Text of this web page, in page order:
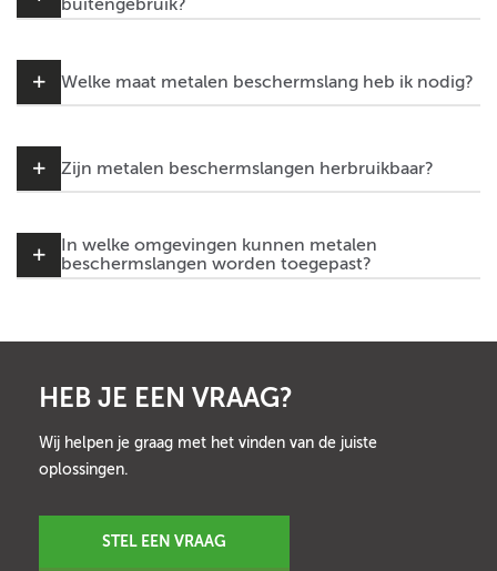
buitengebruik?
Welke maat metalen beschermslang heb ik nodig?
Zijn metalen beschermslangen herbruikbaar?
In welke omgevingen kunnen metalen
beschermslangen worden toegepast?
HEB JE EEN VRAAG?
Wij helpen je graag met het vinden van de juiste
oplossingen.
STEL EEN VRAAG